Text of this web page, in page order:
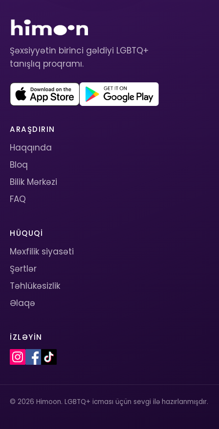
Şəxsiyyətin birinci gəldiyi LGBTQ+
tanışlıq proqramı.
ARAŞDIRIN
Haqqında
Bloq
Bilik Mərkəzi
FAQ
HÜQUQI
Məxfilik siyasəti
Şərtlər
Təhlükəsizlik
Əlaqə
İZLƏYIN
© 2026 Himoon. LGBTQ+ icması üçün sevgi ilə hazırlanmışdır.